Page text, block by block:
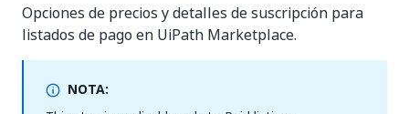
Opciones de precios y detalles de suscripción para
listados de pago en UiPath Marketplace.
NOTA: